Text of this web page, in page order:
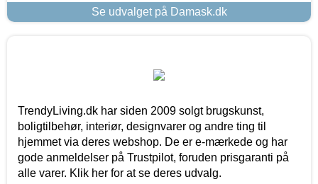
Se udvalget på Damask.dk
TrendyLiving.dk har siden 2009 solgt brugskunst,
boligtilbehør, interiør, designvarer og andre ting til
hjemmet via deres webshop. De er e-mærkede og har
gode anmeldelser på Trustpilot, foruden prisgaranti på
alle varer. Klik her for at se deres udvalg.